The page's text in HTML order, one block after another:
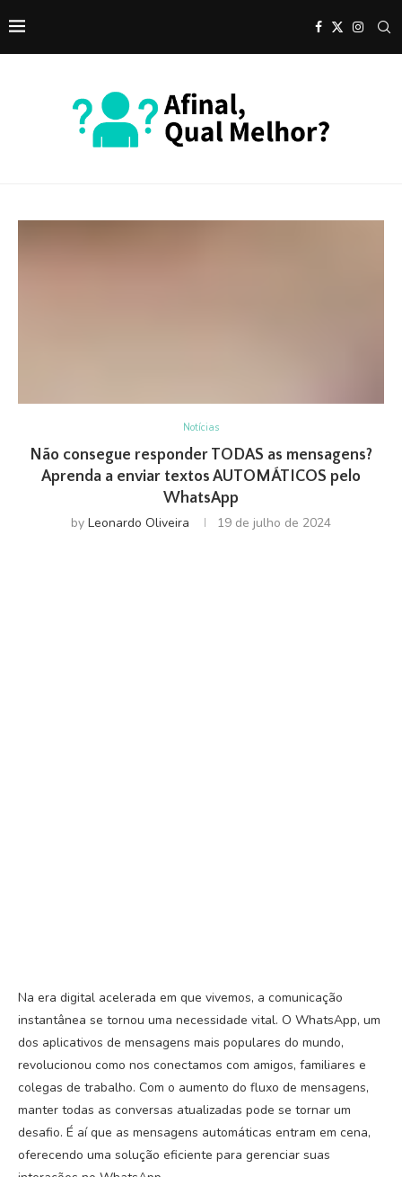
Notícias
Não consegue responder TODAS as mensagens?
Aprenda a enviar textos AUTOMÁTICOS pelo
WhatsApp
by Leonardo Oliveira 19 de julho de 2024
Na era digital acelerada em que vivemos, a comunicação
instantânea se tornou uma necessidade vital. O WhatsApp, um
dos aplicativos de mensagens mais populares do mundo,
revolucionou como nos conectamos com amigos, familiares e
colegas de trabalho. Com o aumento do fluxo de mensagens,
manter todas as conversas atualizadas pode se tornar um
desafio. É aí que as mensagens automáticas entram em cena,
oferecendo uma solução eficiente para gerenciar suas